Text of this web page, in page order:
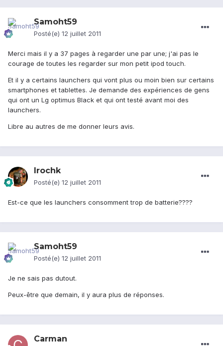
Samoht59
Posté(e) 12 juillet 2011
Merci mais il y a 37 pages à regarder une par une; j'ai pas le
courage de toutes les regarder sur mon petit ipod touch.
Et il y a certains launchers qui vont plus ou moin bien sur certains
smartphones et tablettes. Je demande des expériences de gens
qui ont un Lg optimus Black et qui ont testé avant moi des
launchers.
Libre au autres de me donner leurs avis.
Irochk
Posté(e) 12 juillet 2011
Est-ce que les launchers consomment trop de batterie????
Samoht59
Posté(e) 12 juillet 2011
Je ne sais pas dutout.
Peux-être que demain, il y aura plus de réponses.
Carman